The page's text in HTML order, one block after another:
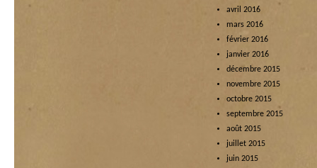
avril 2016
mars 2016
février 2016
janvier 2016
décembre 2015
novembre 2015
octobre 2015
septembre 2015
août 2015
juillet 2015
juin 2015